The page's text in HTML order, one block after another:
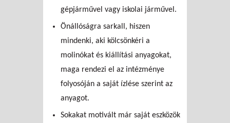
gépjárművel vagy iskolai járművel.
Önállóságra sarkall, hiszen
mindenki, aki kölcsönkéri a
molinókat és kiállítási anyagokat,
maga rendezi el az intézménye
folyosóján a saját ízlése szerint az
anyagot.
Sokakat motivált már saját eszközök